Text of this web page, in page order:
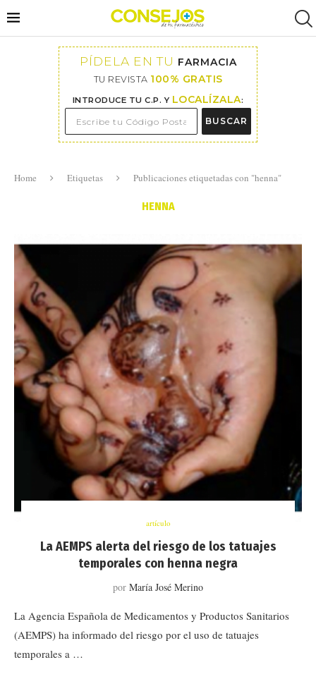
PÍDELA EN TU FARMACIA
TU REVISTA 100% GRATIS
INTRODUCE TU C.P. Y LOCALÍZALA:
BUSCAR
Home Etiquetas Publicaciones etiquetadas con "henna"
HENNA
artículo
La AEMPS alerta del riesgo de los tatuajes
temporales con henna negra
por María José Merino
La Agencia Española de Medicamentos y Productos Sanitarios
(AEMPS) ha informado del riesgo por el uso de tatuajes
temporales a …